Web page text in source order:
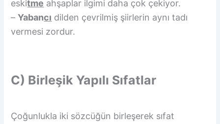
eskitme ahşaplar ilgimi daha çok çekiyor.
–Yabancı dilden çevrilmiş şiirlerin aynı tadı
vermesi zordur.
C) Birleşik Yapılı Sıfatlar
Çoğunlukla iki sözcüğün birleşerek sıfat